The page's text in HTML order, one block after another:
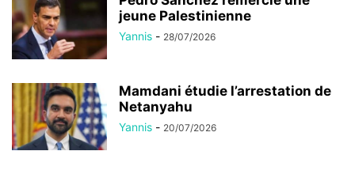
jeune Palestinienne
Yannis - 28/07/2026
Mamdani étudie l’arrestation de
Netanyahu
Yannis - 20/07/2026